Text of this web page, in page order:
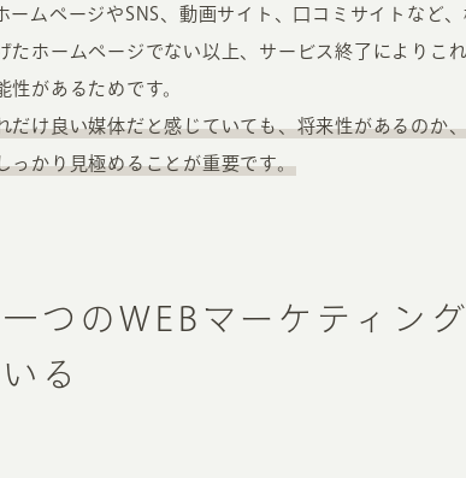
ームページやSNS、動画サイト、口コミサイトなど
たホームページでない以上、サービス終了によりこ
性があるためです。
だけ良い媒体だと感じていても、将来性があるのか
っかり見極めることが重要です。
一つのWEBマーケティン
いる